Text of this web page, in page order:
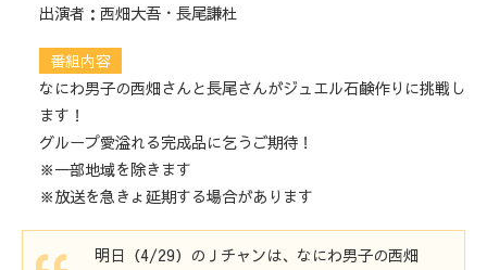
出演者：西畑大吾・長尾謙杜
番組内容
なにわ男子の西畑さんと長尾さんがジュエル石鹸作りに挑戦し
ます！
グループ愛溢れる完成品に乞うご期待！
※一部地域を除きます
※放送を急きょ延期する場合があります
明日（4/29）のＪチャンは、なにわ男子の西畑